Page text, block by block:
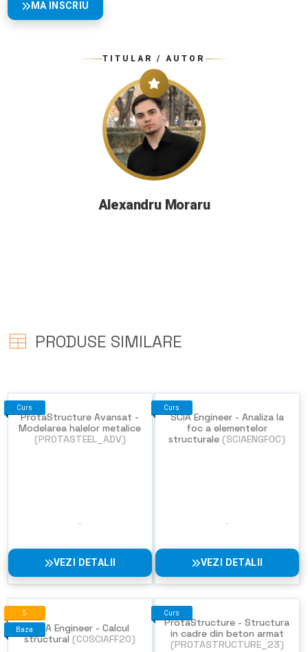
MA INSCRIU
TITULAR / AUTOR
Alexandru Moraru
PRODUSE SIMILARE
Curs
ProtaStructure Avansat -
Modelarea halelor metalice
(PROTASTEEL_ADV)
VEZI DETALII
Curs
SCIA Engineer - Analiza la
foc a elementelor
structurale (SCIAENGFOC)
VEZI DETALII
5
BazaSCIA Engineer - Calcul
structural (COSCIAFF20)
Curs
ProtaStructure - Structura
in cadre din beton armat
(PROTASTRUCTURE_23)